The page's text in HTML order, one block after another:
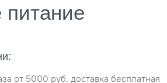
питание
от 5000 руб. доставка бесплатная